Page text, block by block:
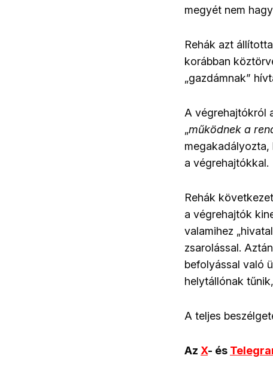
megyét nem
Rehák azt
korábban
„gazdámnak”
A végrehajtókról
„működnek a
a végrehajtókkal.
Rehák
a végrehajtók
valamihez
zsarolással.
befolyással való
helytállónak
A teljes
Az X- és